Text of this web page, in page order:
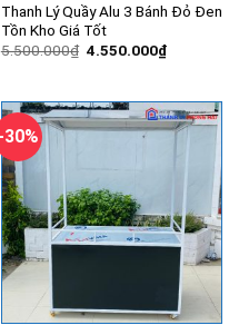
Thanh Lý Quầy Alu 3 Bánh Đỏ Đen
Tồn Kho Giá Tốt
5.500.000₫ Giá
4.550.000₫Giá
hiện
-30%